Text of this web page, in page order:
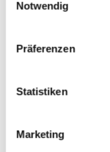
Notwendig
Präferenzen
Statistiken
Marketing
Bremsen